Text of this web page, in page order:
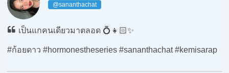
@sananthachat
เป็นแกคนเดียวมาตลอด 💍👧🏻✨
#ก้อยดาว #hormonestheseries #sananthachat #kemisarap